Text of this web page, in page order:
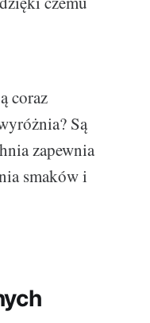
coraz
Są
zapewnia
smaków i